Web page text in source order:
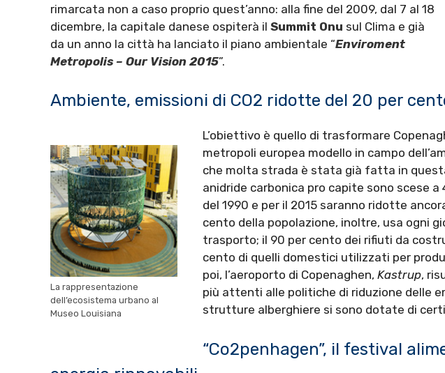
rimarcata non a caso proprio quest’anno: alla fine del 2009, dal 7 al 18
dicembre, la capitale danese ospiterà il Summit Onu sul Clima e già
da un anno la città ha lanciato il piano ambientale “Enviroment
Metropolis – Our Vision 2015”.
Ambiente, emissioni di CO2 ridotte del 20 per
La rappresentazione
dell’ecosistema urbano al
Museo Louisiana
L’obiettivo è quello di trasformare
metropoli europea modello in campo
che molta strada è stata già fatta in
anidride carbonica pro capite sono scese
del 1990 e per il 2015 saranno ridotte
cento della popolazione, inoltre, usa ogni
trasporto; il 90 per cento dei rifiuti da
cento di quelli domestici utilizzati per
poi, l’aeroporto di Copenaghen, Kastrup,
più attenti alle politiche di riduzione delle
strutture alberghiere si sono dotate di
“Co2penhagen”, il festival